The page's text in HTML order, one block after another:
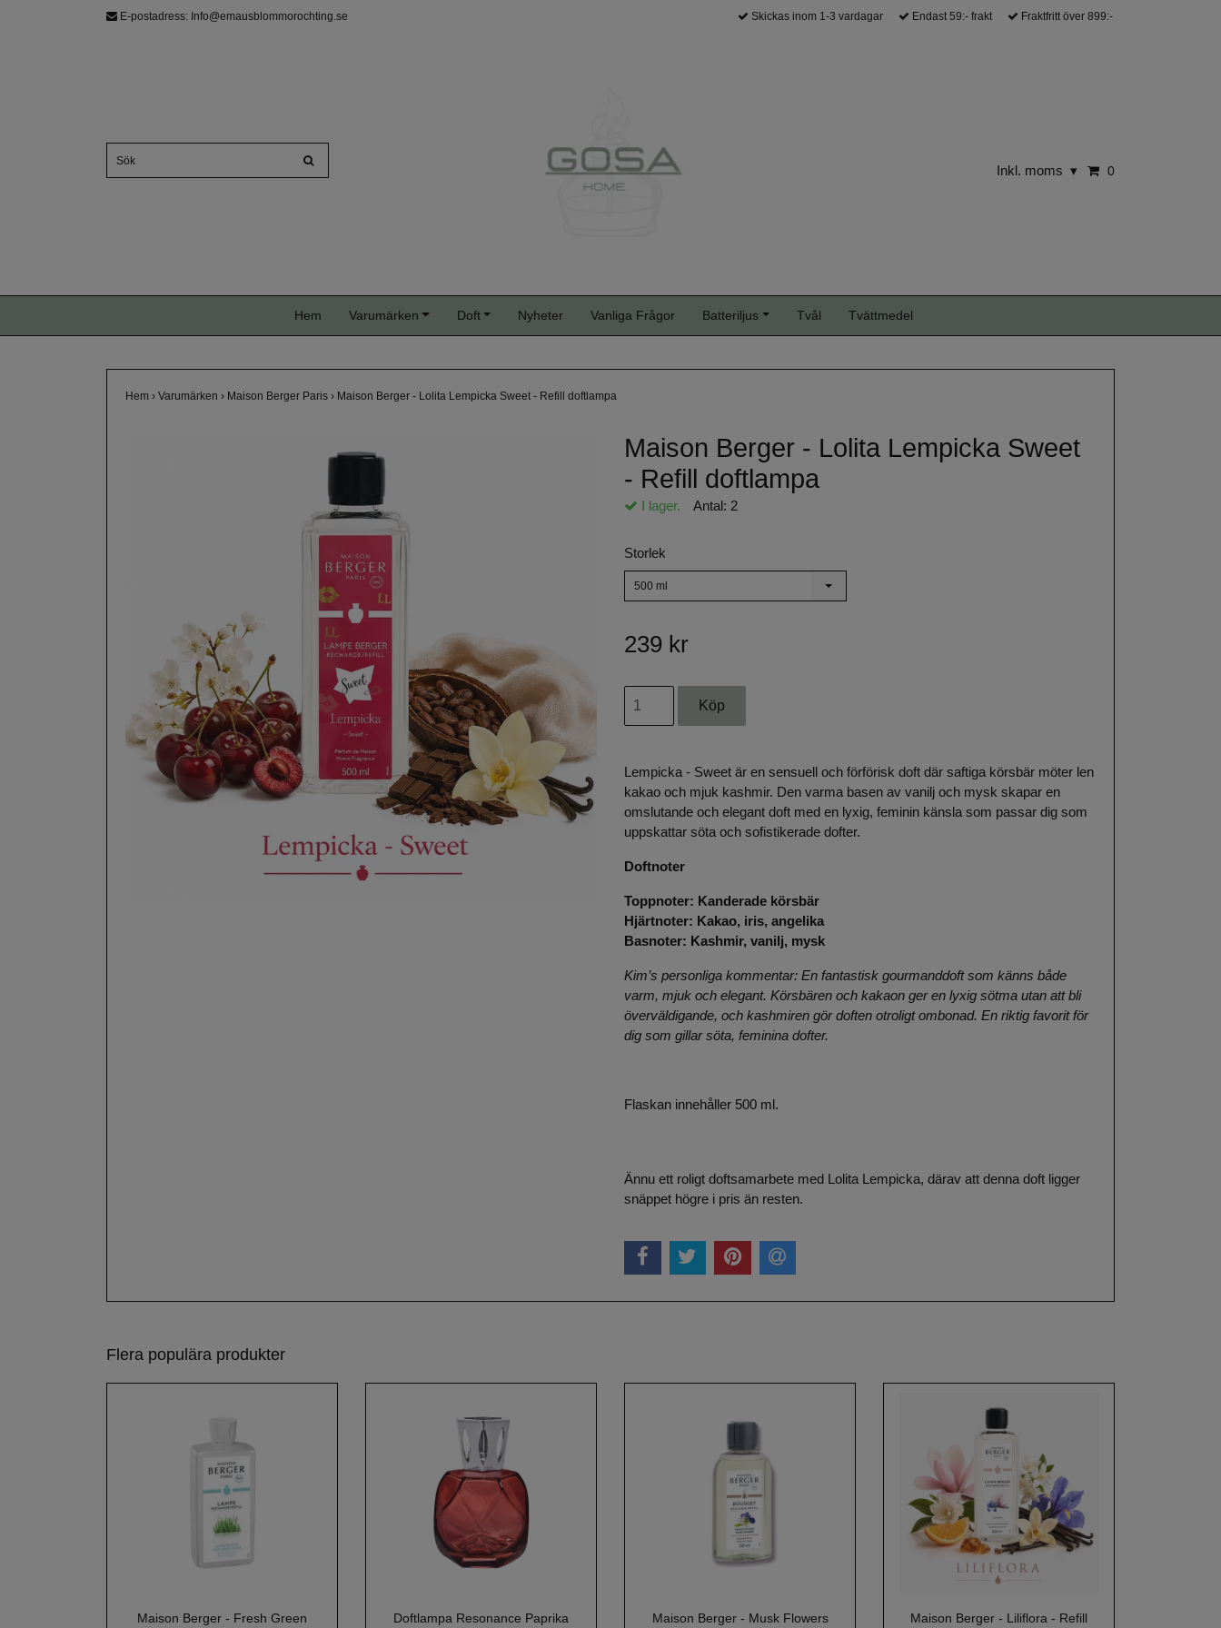
E-postadress: Info@emausblommorochting.se Skickas inom 1-3 vardagar Endast 59:- frakt Fraktfritt över 899:-
Inkl. moms ▾ 0
Hem Varumärken Doft Nyheter Vanliga Frågor Batteriljus Tvål Tvättmedel
Hem › Varumärken › Maison Berger Paris › Maison Berger - Lolita Lempicka Sweet - Refill doftlampa
Maison Berger - Lolita Lempicka Sweet
- Refill doftlampa
I lager. Antal: 2
Storlek
500 ml
239 kr
Lempicka - Sweet är en sensuell och förförisk doft där saftiga körsbär möter len
kakao och mjuk kashmir. Den varma basen av vanilj och mysk skapar en
omslutande och elegant doft med en lyxig, feminin känsla som passar dig som
uppskattar söta och sofistikerade dofter.
Doftnoter
Toppnoter: Kanderade körsbär
Hjärtnoter: Kakao, iris, angelika
Basnoter: Kashmir, vanilj, mysk
Kim’s personliga kommentar: En fantastisk gourmanddoft som känns både
varm, mjuk och elegant. Körsbären och kakaon ger en lyxig sötma utan att bli
överväldigande, och kashmiren gör doften otroligt ombonad. En riktig favorit för
dig som gillar söta, feminina dofter.
Flaskan innehåller 500 ml.
Ännu ett roligt doftsamarbete med Lolita Lempicka, därav att denna doft ligger
snäppet högre i pris än resten.
Flera populära produkter
Maison Berger - Fresh Green
Doftlampa Resonance Paprika
Maison Berger - Musk Flowers
Maison Berger - Liliflora - Refill